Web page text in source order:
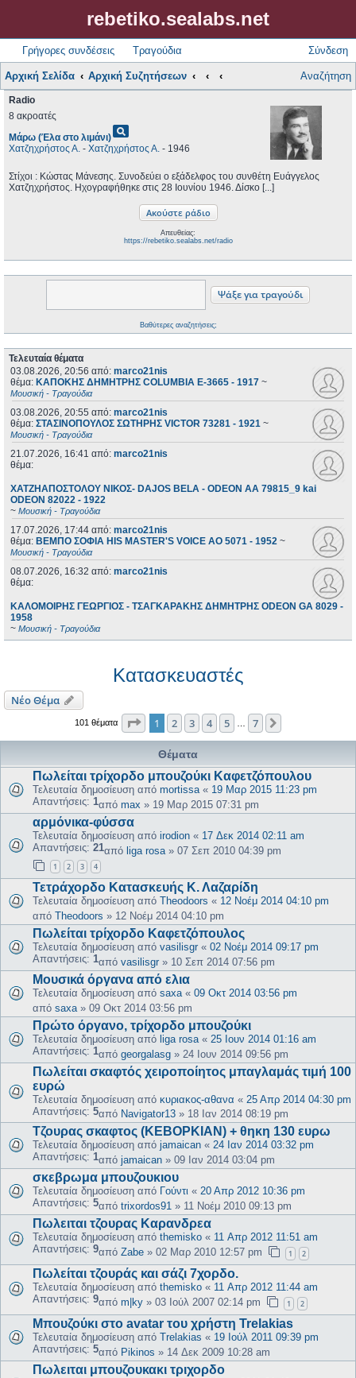
rebetiko.sealabs.net
Γρήγορες συνδέσεις Τραγούδια Σύνδεση
Αρχική Σελίδα Αρχική Συζητήσεων Αναζήτηση
Radio
8 ακροατές
Μάρω (Έλα στο λιμάνι)pageview
Χατζηχρήστος Α. - Χατζηχρήστος Α. - 1946
Στίχοι : Κώστας Μάνεσης. Συνοδεύει ο εξάδελφος του συνθέτη Ευάγγελος
Χατζηχρήστος. Ηχογραφήθηκε στις 28 Ιουνίου 1946. Δίσκο [...]
Απευθείας:
https://rebetiko.sealabs.net/radio
Βαθύτερες αναζητήσεις;
Τελευταία θέματα
03.08.2026, 20:56 από: marco21nis
θέμα: ΚΑΠΟΚΗΣ ΔΗΜΗΤΡΗΣ COLUMBIA E-3665 - 1917 ~
Μουσική - Τραγούδια
03.08.2026, 20:55 από: marco21nis
θέμα: ΣΤΑΣΙΝΟΠΟΥΛΟΣ ΣΩΤΗΡΗΣ VICTOR 73281 - 1921 ~
Μουσική - Τραγούδια
21.07.2026, 16:41 από: marco21nis
θέμα:
ΧΑΤΖΗΑΠΟΣΤΟΛΟΥ ΝΙΚΟΣ- DAJOS BELA - ODEON AA 79815_9 kai
ODEON 82022 - 1922
~ Μουσική - Τραγούδια
17.07.2026, 17:44 από: marco21nis
θέμα: ΒΕΜΠΟ ΣΟΦΙΑ HIS MASTER'S VOICE AO 5071 - 1952 ~
Μουσική - Τραγούδια
08.07.2026, 16:32 από: marco21nis
θέμα:
ΚΑΛΟΜΟΙΡΗΣ ΓΕΩΡΓΙΟΣ - ΤΣΑΓΚΑΡΑΚΗΣ ΔΗΜΗΤΡΗΣ ODEON GA 8029 -
1958
~ Μουσική - Τραγούδια
Κατασκευαστές
Νέο Θέμα
101 θέματα Σελίδα από7
1 2 3 4 5 7
Θέματα
Πωλείται τρίχορδο μπουζούκι Καφετζόπουλου
Τελευταία δημοσίευση από mortissa « 19 Μαρ 2015 11:23 pm
Απαντήσεις: 1από max » 19 Μαρ 2015 07:31 pm
αρμόνικα-φύσσα
Τελευταία δημοσίευση από irodion « 17 Δεκ 2014 02:11 am
Απαντήσεις: 21από liga rosa » 07 Σεπ 2010 04:39 pm
1 2 3 4
Τετράχορδο Κατασκευής Κ. Λαζαρίδη
Τελευταία δημοσίευση από Theodoors « 12 Νοέμ 2014 04:10 pm
από Theodoors » 12 Νοέμ 2014 04:10 pm
Πωλείται τρίχορδο Καφετζόπουλος
Τελευταία δημοσίευση από vasilisgr « 02 Νοέμ 2014 09:17 pm
Απαντήσεις: 1από vasilisgr » 10 Σεπ 2014 07:56 pm
Μουσικά όργανα από ελια
Τελευταία δημοσίευση από saxa « 09 Οκτ 2014 03:56 pm
από saxa » 09 Οκτ 2014 03:56 pm
Πρώτο όργανο, τρίχορδο μπουζούκι
Τελευταία δημοσίευση από liga rosa « 25 Ιουν 2014 01:16 am
Απαντήσεις: 1από georgalasg » 24 Ιουν 2014 09:56 pm
Πωλείται σκαφτός χειροποίητος μπαγλαμάς τιμή 100
ευρώ
Τελευταία δημοσίευση από κυριακος-αθανα « 25 Απρ 2014 04:30 pm
Απαντήσεις: 5από Navigator13 » 18 Ιαν 2014 08:19 pm
Τζουρας σκαφτος (ΚΕΒΟΡΚΙΑΝ) + θηκη 130 ευρω
Τελευταία δημοσίευση από jamaican « 24 Ιαν 2014 03:32 pm
Απαντήσεις: 1από jamaican » 09 Ιαν 2014 03:04 pm
σκεβρωμα μπουζουκιου
Τελευταία δημοσίευση από Γούντι « 20 Απρ 2012 10:36 pm
Απαντήσεις: 5από trixordos91 » 11 Νοέμ 2010 09:13 pm
Πωλειται τζουρας Καρανδρεα
Τελευταία δημοσίευση από themisko « 11 Απρ 2012 11:51 am
Απαντήσεις: 9από Zabe » 02 Μαρ 2010 12:57 pm 1 2
Πωλείται τζουράς και σάζι 7χορδο.
Τελευταία δημοσίευση από themisko « 11 Απρ 2012 11:44 am
Απαντήσεις: 9από m|ky » 03 Ιούλ 2007 02:14 pm 1 2
Μπουζούκι στο avatar του χρήστη Trelakias
Τελευταία δημοσίευση από Trelakias « 19 Ιούλ 2011 09:39 pm
Απαντήσεις: 5από Pikinos » 14 Δεκ 2009 10:28 am
Πωλειται μπουζουκακι τριχορδο